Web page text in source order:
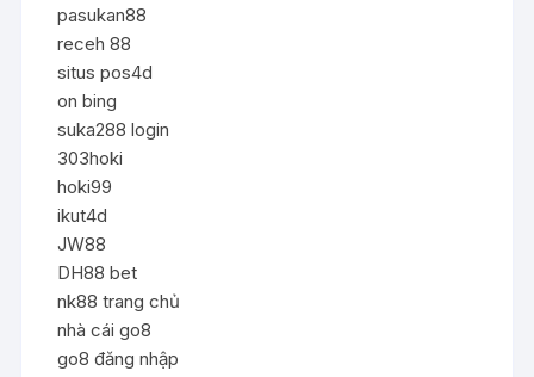
pasukan88
receh 88
situs pos4d
on bing
suka288 login
303hoki
hoki99
ikut4d
JW88
DH88 bet
nk88 trang chủ
nhà cái go8
go8 đăng nhập